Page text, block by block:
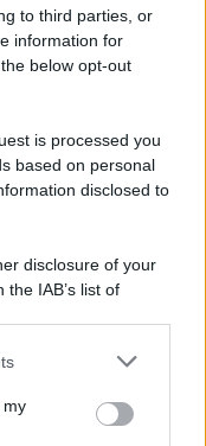
to third parties, or
information for
below opt-out
is processed you
based on personal
disclosed to
disclosure of your
IAB’s list of
us to third parties
my
- Testata
N. 8/2020 - RG N.
ALL’ANSO
ONLINE)